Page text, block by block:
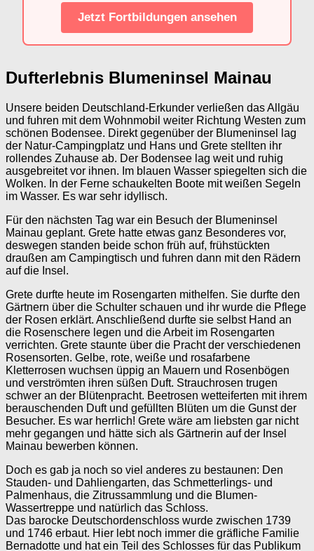
Jetzt Fortbildungen ansehen
Dufterlebnis Blumeninsel Mainau
Unsere beiden Deutschland-Erkunder verließen das Allgäu
und fuhren mit dem Wohnmobil weiter Richtung Westen zum
schönen Bodensee. Direkt gegenüber der Blumeninsel lag
der Natur-Campingplatz und Hans und Grete stellten ihr
rollendes Zuhause ab. Der Bodensee lag weit und ruhig
ausgebreitet vor ihnen. Im blauen Wasser spiegelten sich die
Wolken. In der Ferne schaukelten Boote mit weißen Segeln
im Wasser. Es war sehr idyllisch.
Für den nächsten Tag war ein Besuch der Blumeninsel
Mainau geplant. Grete hatte etwas ganz Besonderes vor,
deswegen standen beide schon früh auf, frühstückten
draußen am Campingtisch und fuhren dann mit den Rädern
auf die Insel.
Grete durfte heute im Rosengarten mithelfen. Sie durfte den
Gärtnern über die Schulter schauen und ihr wurde die Pflege
der Rosen erklärt. Anschließend durfte sie selbst Hand an
die Rosenschere legen und die Arbeit im Rosengarten
verrichten. Grete staunte über die Pracht der verschiedenen
Rosensorten. Gelbe, rote, weiße und rosafarbene
Kletterrosen wuchsen üppig an Mauern und Rosenbögen
und verströmten ihren süßen Duft. Strauchrosen trugen
schwer an der Blütenpracht. Beetrosen wetteiferten mit ihrem
berauschenden Duft und gefüllten Blüten um die Gunst der
Besucher. Es war herrlich! Grete wäre am liebsten gar nicht
mehr gegangen und hätte sich als Gärtnerin auf der Insel
Mainau bewerben können.
Doch es gab ja noch so viel anderes zu bestaunen: Den
Stauden- und Dahliengarten, das Schmetterlings- und
Palmenhaus, die Zitrussammlung und die Blumen-
Wassertreppe und natürlich das Schloss.
Das barocke Deutschordenschloss wurde zwischen 1739
und 1746 erbaut. Hier lebt noch immer die gräfliche Familie
Bernadotte und hat ein Teil des Schlosses für das Publikum